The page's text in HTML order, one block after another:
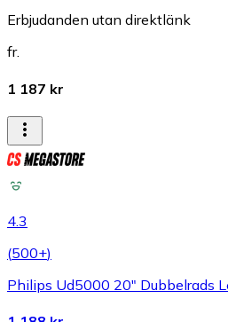
Erbjudanden utan direktlänk
fr.
1 187 kr
4.3
(500+)
Philips Ud5000 20" Dubbelrads